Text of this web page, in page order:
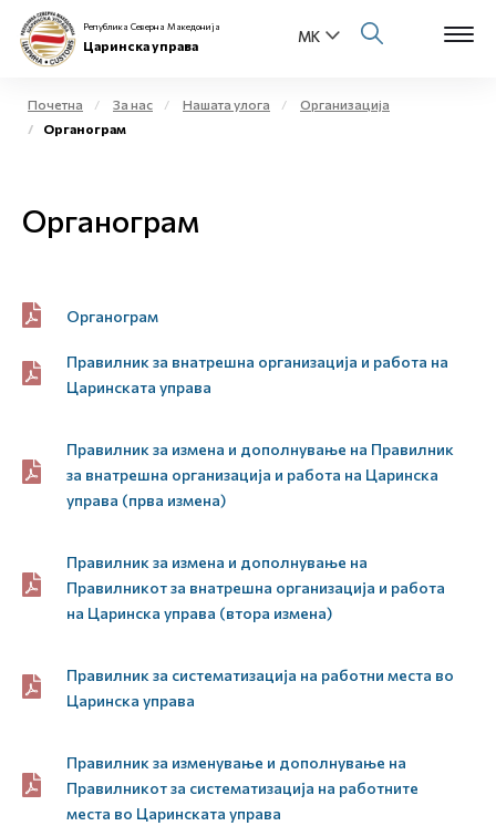
Физички лица
Е-Царина
Open
Медиа центар
Република Северна Македонија
Царинска управа
Почетна За нас Нашата улога
Организација
Органограм
Органограм
Органограм
Правилник за внатрешна организација и работа на
Царинската управа
Правилник за измена и дополнување на Правилник
за внатрешна организација и работа на Царинска
управа (прва измена)
Правилник за измена и дополнување на
Правилникот за внатрешна организација и работа
на Царинска управа (втора измена)
Правилник за систематизација на работни места во
Царинска управа
Правилник за изменување и дополнување на
Правилникот за систематизација на работните
места во Царинската управа